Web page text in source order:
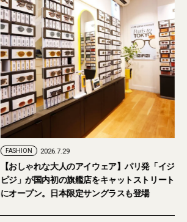
FASHION 2026.7.29
【おしゃれな大人のアイウェア】パリ発「イジ
ピジ」が国内初の旗艦店をキャットストリート
にオープン。日本限定サングラスも登場